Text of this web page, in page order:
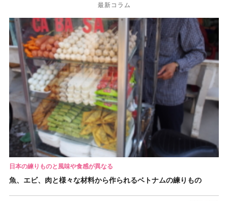
最新コラム
日本の練りものと風味や食感が異なる
魚、エビ、肉と様々な材料から作られるベトナムの練りもの